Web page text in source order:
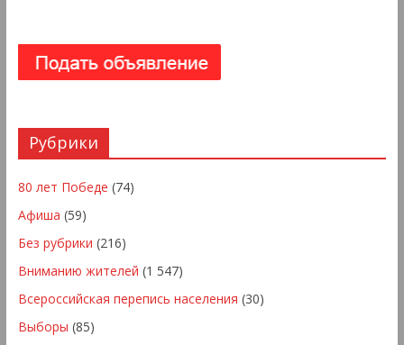
Рубрики
80 лет Победе (74)
Афиша (59)
Без рубрики (216)
Вниманию жителей (1 547)
Всероссийская перепись населения (30)
Выборы (85)